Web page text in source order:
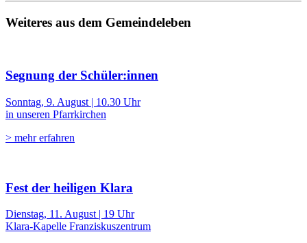
Weiteres aus dem Gemeindeleben
Segnung der Schüler:innen
Sonntag, 9. August | 10.30 Uhr
in unseren Pfarrkirchen
> mehr erfahren
Fest der heiligen Klara
Dienstag, 11. August | 19 Uhr
Klara-Kapelle Franziskuszentrum